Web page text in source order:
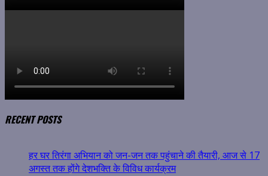
RECENT POSTS
हर घर तिरंगा अभियान को जन-जन तक पहुंचाने की तैयारी, आज से 17
अगस्त तक होंगे देशभक्ति के विविध कार्यक्रम